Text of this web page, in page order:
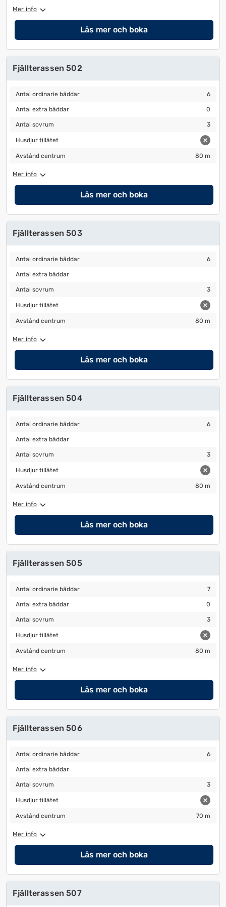
datum
Mer info
Läs mer och boka
Fjällterassen 502
Antal ordinarie bäddar
Antal ordinarie bäddar 6
Antal extra bäddar
Antal extra bäddar 0
Antal sovrum
Antal sovrum 3
Husdjur tillåtet
Husdjur tillåtet
Avstånd centrum
Avstånd centrum 80 m
Mer info
Läs mer och boka
Fjällterassen 503
Antal ordinarie bäddar
Antal ordinarie bäddar 6
Antal extra bäddar
Antal extra bäddar
Antal sovrum
Antal sovrum 3
Husdjur tillåtet
Husdjur tillåtet
Avstånd centrum
Avstånd centrum 80 m
Mer info
Läs mer och boka
Fjällterassen 504
Antal ordinarie bäddar
Antal ordinarie bäddar 6
Antal extra bäddar
Antal extra bäddar
Antal sovrum
Antal sovrum 3
Husdjur tillåtet
Husdjur tillåtet
Avstånd centrum
Avstånd centrum 80 m
Mer info
Läs mer och boka
Fjällterassen 505
Antal ordinarie bäddar
Antal ordinarie bäddar 7
Antal extra bäddar
Antal extra bäddar 0
Antal sovrum
Antal sovrum 3
Husdjur tillåtet
Husdjur tillåtet
Avstånd centrum
Avstånd centrum 80 m
Mer info
Läs mer och boka
Fjällterassen 506
Antal ordinarie bäddar
Antal ordinarie bäddar 6
Antal extra bäddar
Antal extra bäddar
Antal sovrum
Antal sovrum 3
Husdjur tillåtet
Husdjur tillåtet
Avstånd centrum
Avstånd centrum 70 m
Mer info
Läs mer och boka
Fjällterassen 507